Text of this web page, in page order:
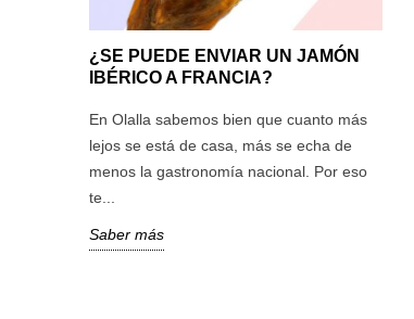
¿SE PUEDE ENVIAR UN JAMÓN
IBÉRICO A FRANCIA?
En Olalla sabemos bien que cuanto más
lejos se está de casa, más se echa de
menos la gastronomía nacional. Por eso
te...
Saber más